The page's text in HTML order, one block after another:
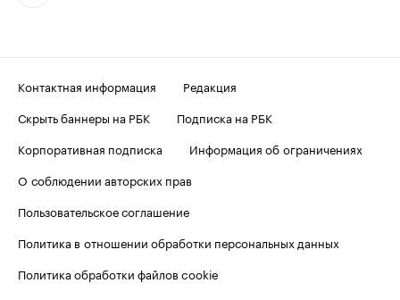
Контактная информация
Редакция
Скрыть баннеры на РБК
Подписка на РБК
Корпоративная подписка
Информация об ограничениях
О соблюдении авторских прав
Пользовательское соглашение
Политика в отношении обработки персональных данных
Политика обработки файлов cookie